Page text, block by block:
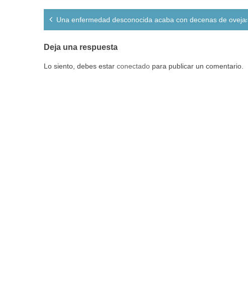
Navegación
de
entradas
Una enfermedad desconocida acaba con decenas de
Deja una respuesta
Lo siento, debes estar conectado para publicar un comentario.